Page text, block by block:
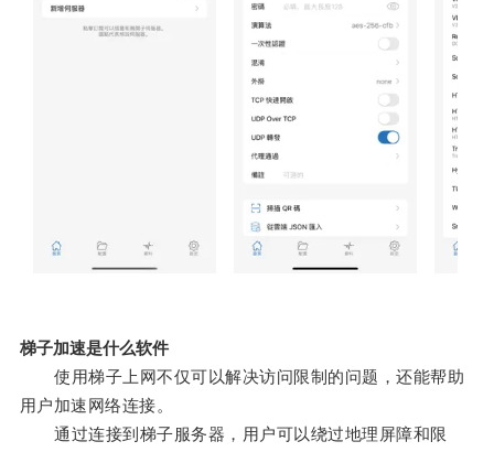
梯子加速是什么软件
使用梯子上网不仅可以解决访问限制的问题，还能帮助
用户加速网络连接。
通过连接到梯子服务器，用户可以绕过地理屏障和限